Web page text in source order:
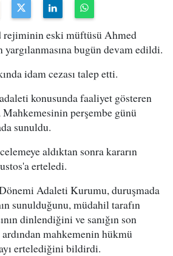
rejiminin eski müftüsü Ahmed
bugün devam edildi.
idam cezası talep etti.
konusunda faaliyet gösteren
perşembe günü
sunuldu.
aldıktan sonra kararın
erteledi.
Adaleti Kurumu, duruşmada
sunulduğunu, müdahil tarafın
dinlendiğini ve sanığın son
ardından mahkemenin hükmü
ertelediğini bildirdi.